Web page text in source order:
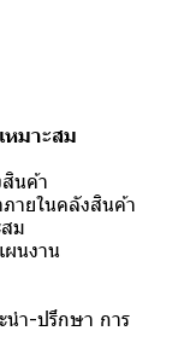
มาะสม
นค้า
ายในคลังสินค้า
ม
นงาน
นำ-ปรึกษา การ